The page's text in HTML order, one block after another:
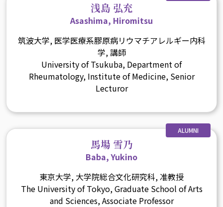
浅島 弘充
Asashima, Hiromitsu
筑波大学, 医学医療系膠原病リウマチアレルギー内科
学, 講師
University of Tsukuba, Department of
Rheumatology, Institute of Medicine, Senior
Lecturor
ALUMNI
馬場 雪乃
Baba, Yukino
東京大学, 大学院総合文化研究科, 准教授
The University of Tokyo, Graduate School of Arts
and Sciences, Associate Professor